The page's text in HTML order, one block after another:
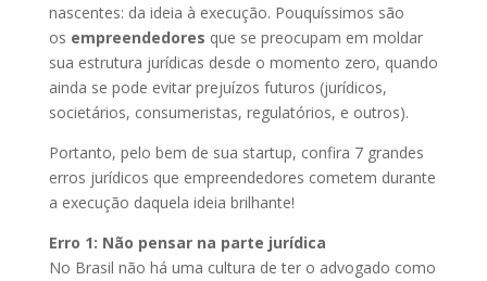
nascentes: da ideia à execução. Pouquíssimos são
os empreendedores que se preocupam em moldar
sua estrutura jurídicas desde o momento zero, quando
ainda se pode evitar prejuízos futuros (jurídicos,
societários, consumeristas, regulatórios, e outros).
Portanto, pelo bem de sua startup, confira 7 grandes
erros jurídicos que empreendedores cometem durante
a execução daquela ideia brilhante!
Erro 1: Não pensar na parte jurídica
No Brasil não há uma cultura de ter o advogado como